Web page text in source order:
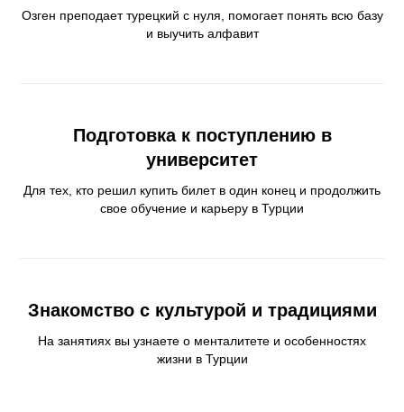
Озген преподает турецкий с нуля, помогает понять всю базу
и выучить алфавит
Подготовка к поступлению в
университет
Для тех, кто решил купить билет в один конец и продолжить
свое обучение и карьеру в Турции
Знакомство с культурой и традициями
На занятиях вы узнаете о менталитете и особенностях
жизни в Турции